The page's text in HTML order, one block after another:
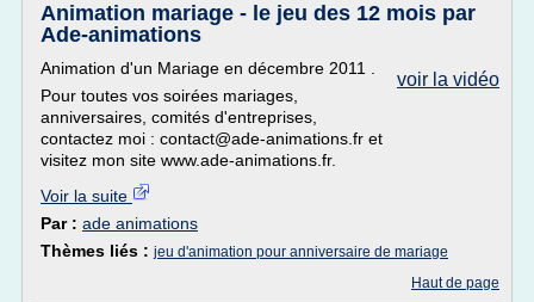
Animation mariage - le jeu des 12 mois par
Ade-animations
voir la vidéo
Animation d'un Mariage en décembre 2011 .
Pour toutes vos soirées mariages,
anniversaires, comités d'entreprises,
contactez moi : contact@ade-animations.fr et
visitez mon site www.ade-animations.fr.
Voir la suite
Par : ade animations
Thèmes liés : jeu d'animation pour anniversaire de mariage
Haut de page